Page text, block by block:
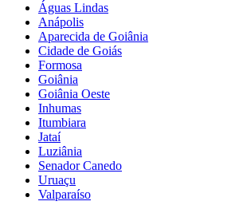
Águas Lindas
Anápolis
Aparecida de Goiânia
Cidade de Goiás
Formosa
Goiânia
Goiânia Oeste
Inhumas
Itumbiara
Jataí
Luziânia
Senador Canedo
Uruaçu
Valparaíso